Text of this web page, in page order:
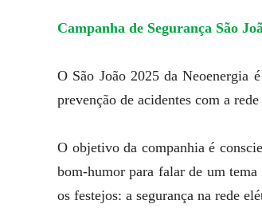
Campanha de Segurança São
O São João 2025 da Neoenergia
prevenção de acidentes com a
O objetivo da companhia é
bom-humor para falar de um
os festejos: a segurança na rede